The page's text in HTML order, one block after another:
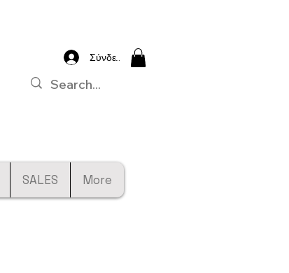
Σύνδεση
SALES More